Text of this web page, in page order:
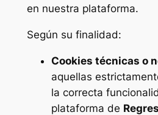
en nuestra plataforma.
Según su finalidad:
Cookies técnicas o
aquellas
la correcta
plataforma de